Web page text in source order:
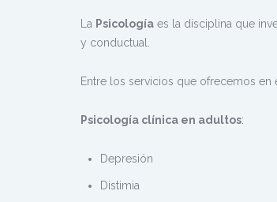
La Psicología es la disciplina que
y conductual.
Entre los servicios que ofrecemos en
Psicología clínica en adultos:
Depresión
Distimia